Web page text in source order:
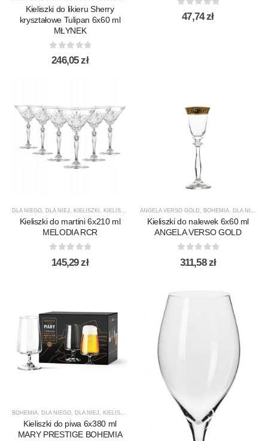
Kieliszki do likieru Sherry
kryształowe Tulipan 6x60 ml
MŁYNEK
0out of 5
246,05zł
out of 5
47,74zł
DLA NIEGO, DLA NIEJ , KIELISZKI , KIELISZKI DO MARTINI ,MELODIA,PREZENTY,
Kieliszki do martini 6x210 ml
MELODIA RCR
out of 5
145,29zł
ANGELA VERSO GOLD , BOHEMIA, DLA NIEJ
Kieliszki do nalewek 6x60 ml
ANGELA VERSO GOLD
out of 5
311,58zł
BOHEMIA DLA NIEGO DLA NIEJ KIELISZKI KIELISZKI DO PIWA ,MARY ,NOWOŚCI
Kieliszki do piwa 6x380 ml
MARY PRESTIGE BOHEMIA